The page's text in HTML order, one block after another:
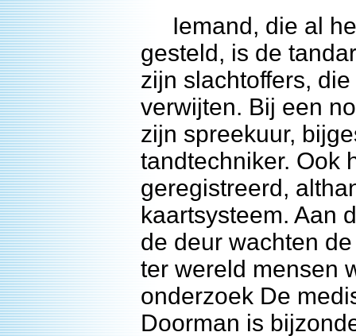
Iemand, die al
gesteld, is de
zijn slachtoffers,
verwijten. Bij een
zijn spreekuur,
tandtechniker. Ook
geregistreerd,
kaartsysteem. Aan
de deur wachten
ter wereld mensen
onderzoek De
Doorman is